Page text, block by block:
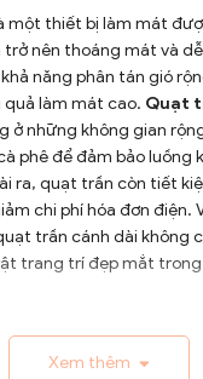
một thiết bị làm mát
nên thoáng mát và
năng phân tán gió
quả làm mát cao. Quạt
ở những không gian
phê để đảm bảo luồng
ra, quạt trần còn tiết
chi phí hóa đơn điện.
trần cánh dài không
trang trí đẹp mắt trong
Triển
Xem thêm